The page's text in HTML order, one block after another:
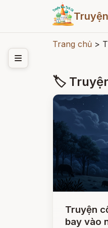
Trang chủ >
🏷
Truyện
bay vào